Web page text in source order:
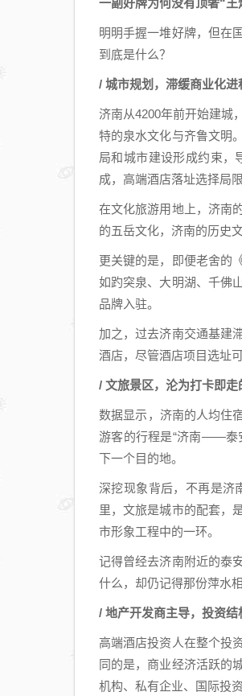
一副好牌为何没有顶奢“王
明明手握一堆好牌，但在
到底是什么？
/ 城市规划，滞缓商业化进
济南从4200年前开始建城
特的泉水文化与齐鲁文明
局和城市建设形成约束，
成，高端酒店落址选择局
在文化旅游用地上，济南
的五岳文化，济南的历史
更关键的是，即便老舍的
如趵突泉、大明湖、千佛
品牌入驻。
加之，过去济南交通基建
酒店，尽管酒店项目选址
/ 文旅景区，沦为打卡即走
数据显示，济南的人均住
游客的行程是“济南——泰
下一个目的地。
深挖现象背后，不再是济
里，文旅是城市的配套，
市形象工程中的一环。
记得曾经去济南附近的泰
什么，却仍记得那份萍水
/ 地产开发商主导，投资结
高端酒店投资人在整个投
同的是，商业经济活跃的
机构、私有企业、国际投资